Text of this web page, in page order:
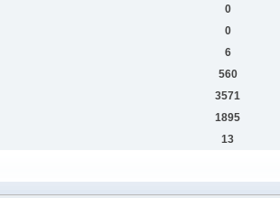
0
0
6
560
3571
1895
13